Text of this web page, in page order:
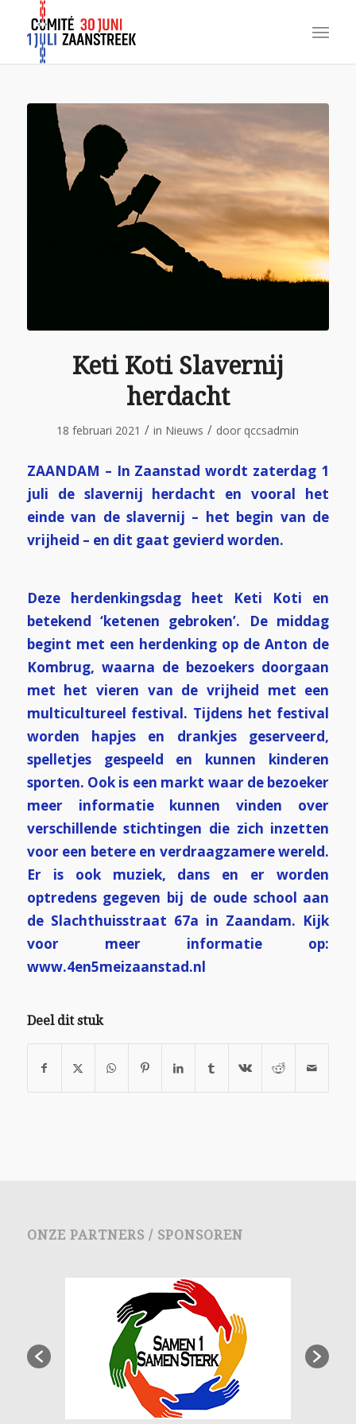
Keti Koti Slavernij
herdacht
18 februari 2021 / in Nieuws / door qccsadmin
ZAANDAM – In Zaanstad wordt zaterdag 1
juli de slavernij herdacht en vooral het
einde van de slavernij – het begin van de
vrijheid – en dit gaat gevierd worden.
Deze herdenkingsdag heet Keti Koti en
betekend ‘ketenen gebroken’. De middag
begint met een herdenking op de Anton de
Kombrug, waarna de bezoekers doorgaan
met het vieren van de vrijheid met een
multicultureel festival. Tijdens het festival
worden hapjes en drankjes geserveerd,
spelletjes gespeeld en kunnen kinderen
sporten. Ook is een markt waar de bezoeker
meer informatie kunnen vinden over
verschillende stichtingen die zich inzetten
voor een betere en verdraagzamere wereld.
Er is ook muziek, dans en er worden
optredens gegeven bij de oude school aan
de Slachthuisstraat 67a in Zaandam. Kijk
voor meer informatie op:
www.4en5meizaanstad.nl
Deel dit stuk
ONZE PARTNERS / SPONSOREN